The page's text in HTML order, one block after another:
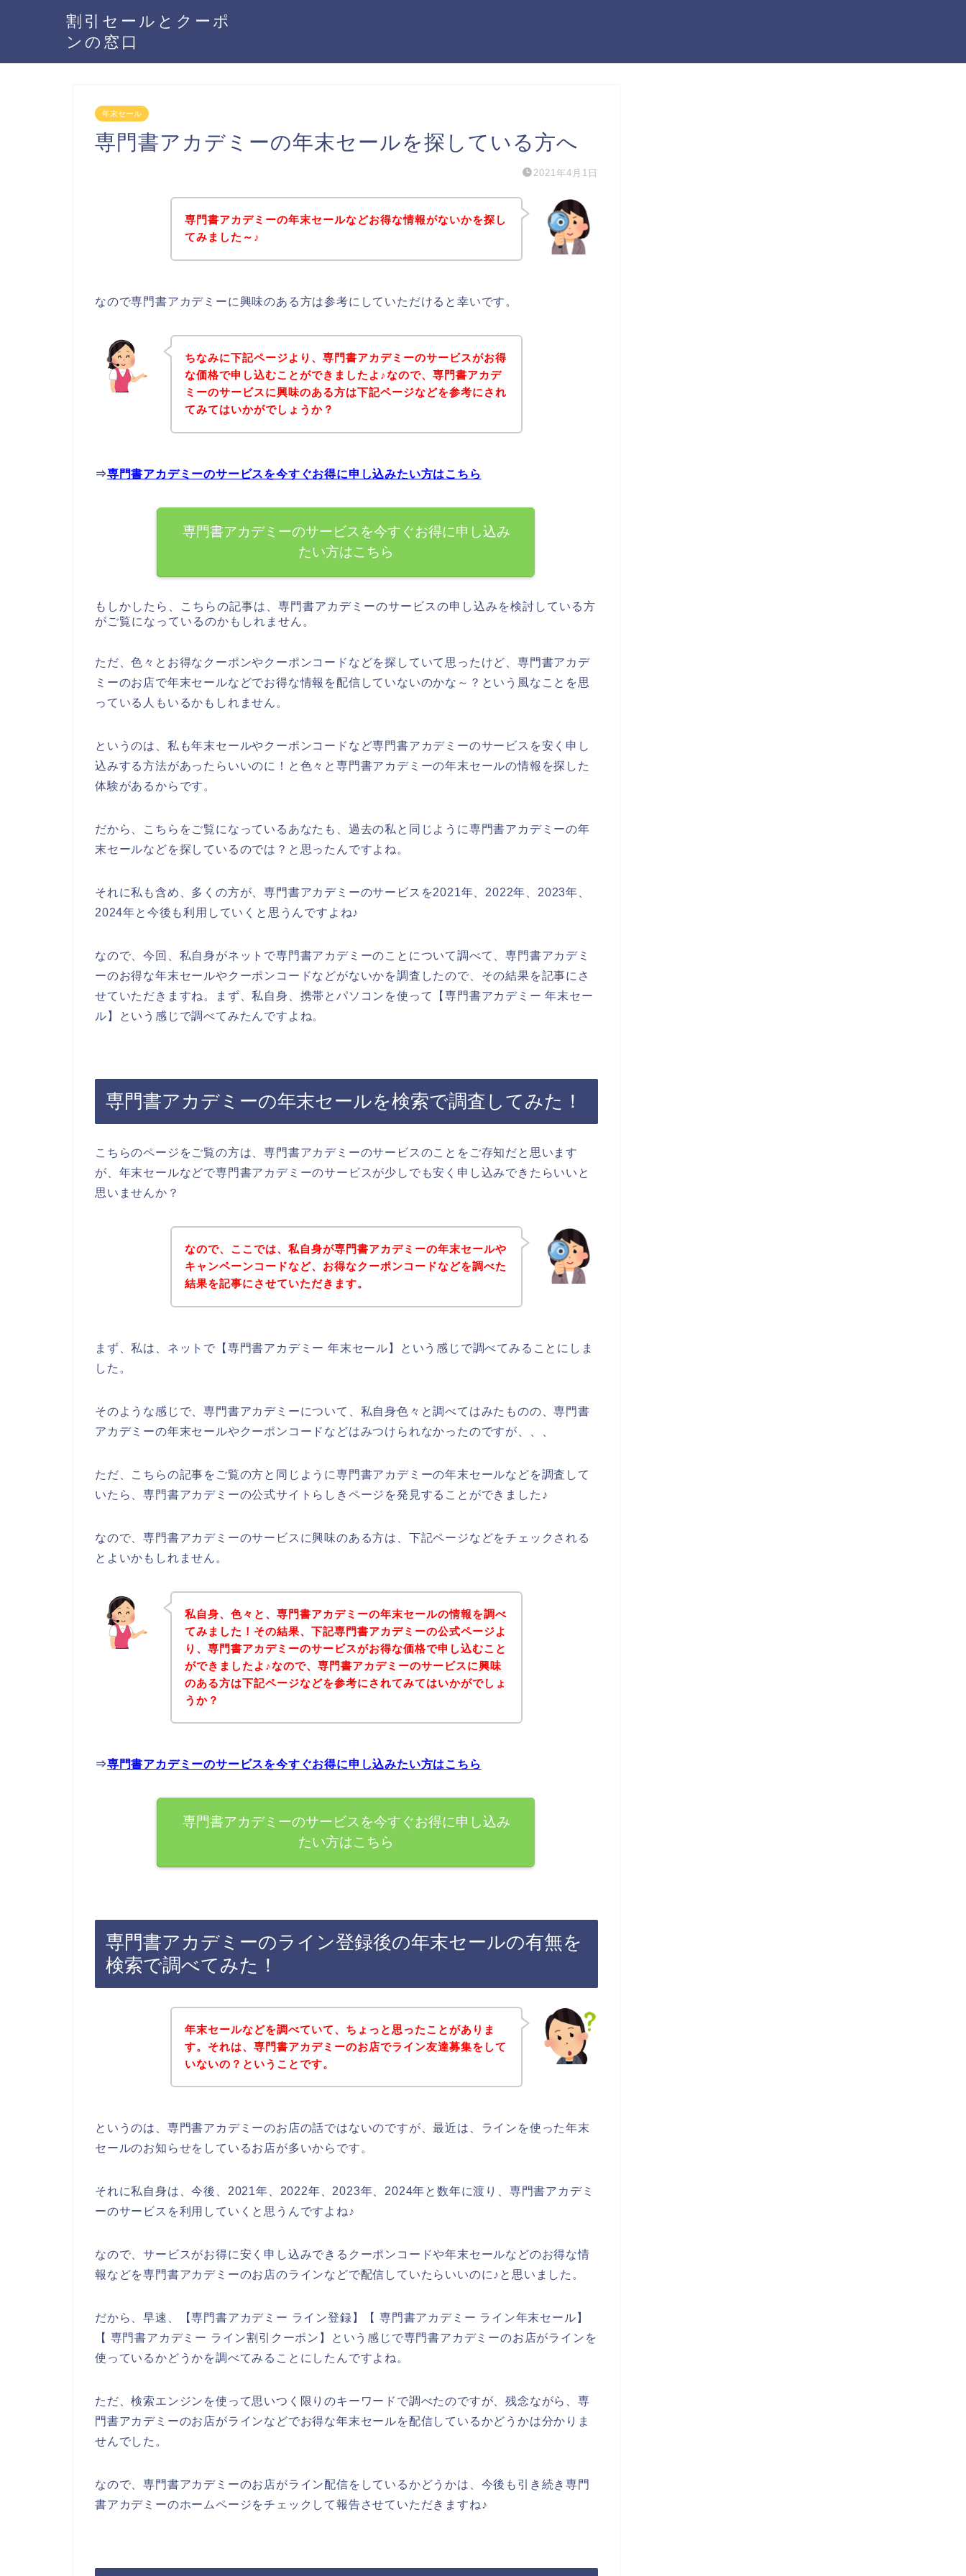
割引セールとクーポ
ンの窓口
年末セール
専門書アカデミーの年末セールを探している方へ
2021年4月1日
専門書アカデミーの年末セールなどお得な情報がないかを探し
てみました～♪
なので専門書アカデミーに興味のある方は参考にしていただけると幸いです。
ちなみに下記ページより、専門書アカデミーのサービスがお得
な価格で申し込むことができましたよ♪なので、専門書アカデ
ミーのサービスに興味のある方は下記ページなどを参考にされ
てみてはいかがでしょうか？
⇒専門書アカデミーのサービスを今すぐお得に申し込みたい方はこちら
専門書アカデミーのサービスを今すぐお得に申し込み
たい方はこちら
もしかしたら、こちらの記事は、専門書アカデミーのサービスの申し込みを検討している方
がご覧になっているのかもしれません。
ただ、色々とお得なクーポンやクーポンコードなどを探していて思ったけど、専門書アカデ
ミーのお店で年末セールなどでお得な情報を配信していないのかな～？という風なことを思
っている人もいるかもしれません。
というのは、私も年末セールやクーポンコードなど専門書アカデミーのサービスを安く申し
込みする方法があったらいいのに！と色々と専門書アカデミーの年末セールの情報を探した
体験があるからです。
だから、こちらをご覧になっているあなたも、過去の私と同じように専門書アカデミーの年
末セールなどを探しているのでは？と思ったんですよね。
それに私も含め、多くの方が、専門書アカデミーのサービスを2021年、2022年、2023年、
2024年と今後も利用していくと思うんですよね♪
なので、今回、私自身がネットで専門書アカデミーのことについて調べて、専門書アカデミ
ーのお得な年末セールやクーポンコードなどがないかを調査したので、その結果を記事にさ
せていただきますね。まず、私自身、携帯とパソコンを使って【専門書アカデミー 年末セー
ル】という感じで調べてみたんですよね。
専門書アカデミーの年末セールを検索で調査してみた！
こちらのページをご覧の方は、専門書アカデミーのサービスのことをご存知だと思います
が、年末セールなどで専門書アカデミーのサービスが少しでも安く申し込みできたらいいと
思いませんか？
なので、ここでは、私自身が専門書アカデミーの年末セールや
キャンペーンコードなど、お得なクーポンコードなどを調べた
結果を記事にさせていただきます。
まず、私は、ネットで【専門書アカデミー 年末セール】という感じで調べてみることにしま
した。
そのような感じで、専門書アカデミーについて、私自身色々と調べてはみたものの、専門書
アカデミーの年末セールやクーポンコードなどはみつけられなかったのですが、、、
ただ、こちらの記事をご覧の方と同じように専門書アカデミーの年末セールなどを調査して
いたら、専門書アカデミーの公式サイトらしきページを発見することができました♪
なので、専門書アカデミーのサービスに興味のある方は、下記ページなどをチェックされる
とよいかもしれません。
私自身、色々と、専門書アカデミーの年末セールの情報を調べ
てみました！その結果、下記専門書アカデミーの公式ページよ
り、専門書アカデミーのサービスがお得な価格で申し込むこと
ができましたよ♪なので、専門書アカデミーのサービスに興味
のある方は下記ページなどを参考にされてみてはいかがでしょ
うか？
⇒専門書アカデミーのサービスを今すぐお得に申し込みたい方はこちら
専門書アカデミーのサービスを今すぐお得に申し込み
たい方はこちら
専門書アカデミーのライン登録後の年末セールの有無を
検索で調べてみた！
年末セールなどを調べていて、ちょっと思ったことがありま
す。それは、専門書アカデミーのお店でライン友達募集をして
いないの？ということです。
というのは、専門書アカデミーのお店の話ではないのですが、最近は、ラインを使った年末
セールのお知らせをしているお店が多いからです。
それに私自身は、今後、2021年、2022年、2023年、2024年と数年に渡り、専門書アカデミ
ーのサービスを利用していくと思うんですよね♪
なので、サービスがお得に安く申し込みできるクーポンコードや年末セールなどのお得な情
報などを専門書アカデミーのお店のラインなどで配信していたらいいのに♪と思いました。
だから、早速、【専門書アカデミー ライン登録】【 専門書アカデミー ライン年末セール】
【 専門書アカデミー ライン割引クーポン】という感じで専門書アカデミーのお店がラインを
使っているかどうかを調べてみることにしたんですよね。
ただ、検索エンジンを使って思いつく限りのキーワードで調べたのですが、残念ながら、専
門書アカデミーのお店がラインなどでお得な年末セールを配信しているかどうかは分かりま
せんでした。
なので、専門書アカデミーのお店がライン配信をしているかどうかは、今後も引き続き専門
書アカデミーのホームページをチェックして報告させていただきますね♪